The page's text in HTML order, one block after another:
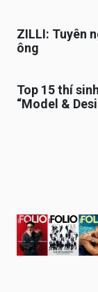
ZILLI: Tuyên
ông
Top 15 thí
“Model &